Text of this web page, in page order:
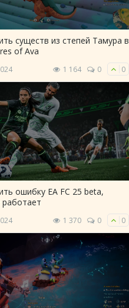
существ из степей Тамура в
of Ava
1 164 0 0
ошибку EA FC 25 beta,
1 370 0 0